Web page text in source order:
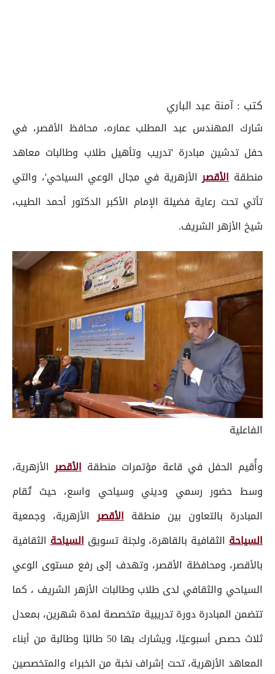
كتب : آمنة عبد الباري
شارك المهندس عبد المطلب عماره، محافظ الأقصر، في
حفل تدشين مبادرة 'تدريب وتأهيل طلاب وطالبات معاهد
منطقةالأقصرالأزهرية في مجال الوعي السياحي'، والتي
تأتي تحت رعاية فضيلة الإمام الأكبر الدكتور أحمد الطيب،
شيخ الأزهر الشريف.
الفاعلية
وأُقيم الحفل في قاعة مؤتمرات منطقةالأقصرالأزهرية،
وسط حضور رسمي وديني وسياحي واسع، حيث تُقام
المبادرة بالتعاون بين منطقة الأقصرالأزهرية، وجمعية
السياحةالثقافية بالقاهرة، ولجنة تسويقالسياحةالثقافية
بالأقصر، ومحافظة الأقصر، وتهدف إلى رفع مستوى الوعي
السياحي والثقافي لدى طلاب وطالبات الأزهر الشريف ، كما
تتضمن المبادرة دورة تدريبية متخصصة لمدة شهرين، بمعدل
ثلاث حصص أسبوعيًا، ويشارك بها 50 طالبًا وطالبة من أبناء
المعاهد الأزهرية، تحت إشراف نخبة من الخبراء والمتخصصين